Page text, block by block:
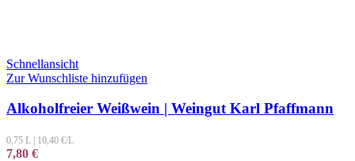
Schnellansicht
Zur Wunschliste hinzufügen
Alkoholfreier Weißwein | Weingut Karl Pfaffmann
0,75 L 10,40 €/L
7,80 €